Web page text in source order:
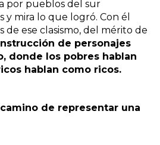
por pueblos del sur
mira lo que logró. Con él
de ese clasismo, del mérito de
de personajes
donde los pobres hablan
hablan como ricos.
de representar una